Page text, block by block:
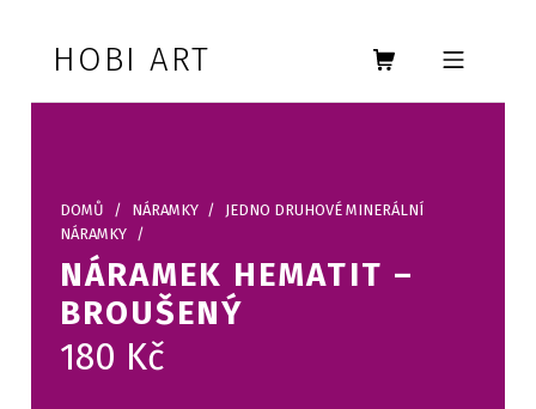
HOBI ART MOBILE MENU
DOMŮ / NÁRAMKY /
JEDNO DRUHOVÉ MINERÁLNÍ
NÁRAMKY
/
NÁRAMEK HEMATIT –
BROUŠENÝ
180 Kč